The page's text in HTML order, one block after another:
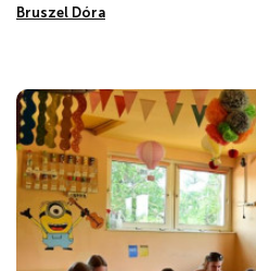
Bruszel Dóra